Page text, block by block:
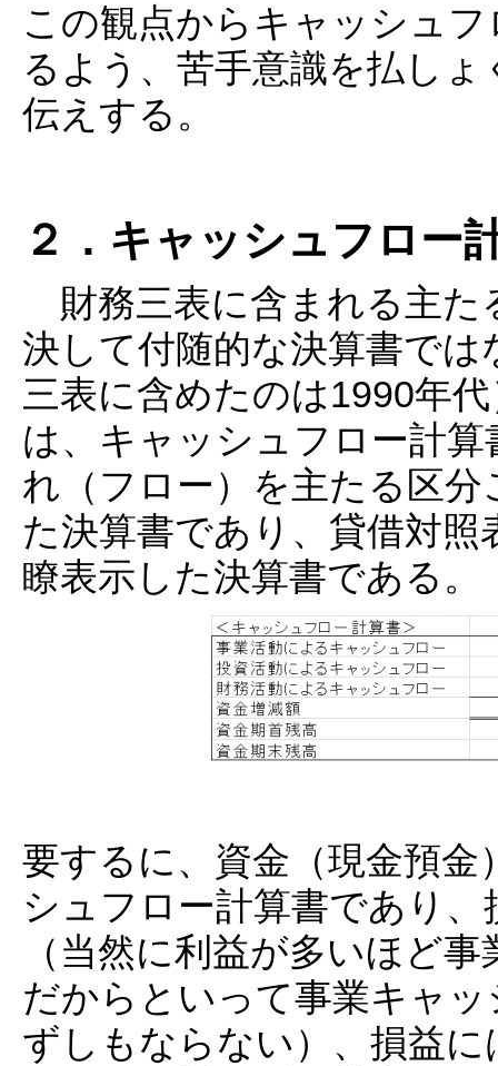
この観点からキャッシュ
るよう、苦手意識を払し
伝えする。
２．キャッシュフロー
財務三表に含まれる主た
決して付随的な決算書で
三表に含めたのは1990年
は、キャッシュフロー計
れ（フロー）を主たる区
た決算書であり、貸借対
瞭表示した決算書である。
要するに、資金（現金預
シュフロー計算書であり
（当然に利益が多いほど
だからといって事業キャ
ずしもならない）、損益